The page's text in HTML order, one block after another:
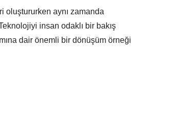
oluştururken aynı zamanda
insan odaklı bir bakış
dair önemli bir dönüşüm örneği